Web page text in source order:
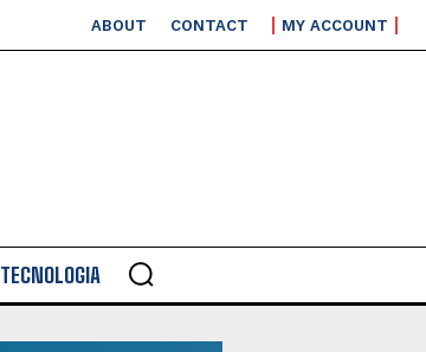
ABOUT CONTACT MY ACCOUNT
TECNOLOGIA